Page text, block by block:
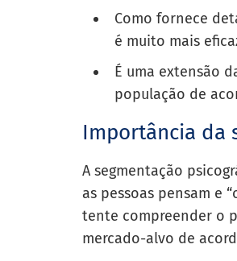
Como fornece
é muito mais
É uma extensão
população de
Importância da
A segmentação
as pessoas pensam e
tente compreender o
mercado-alvo de